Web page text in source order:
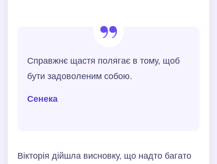
Справжнє щастя полягає в тому, щоб
бути задоволеним собою.
Сенека
Вікторія дійшла висновку, що надто багато